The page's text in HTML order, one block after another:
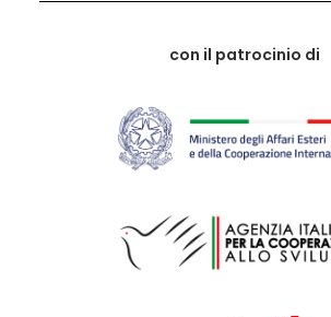
con il patrocinio di